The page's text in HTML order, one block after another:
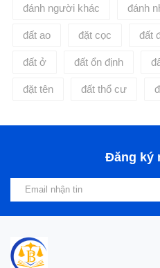
đánh người khác đánh
đất ao đặt cọc đất
đất ở đất ổn định
đặt tên đất thổ cư
Đăng ký